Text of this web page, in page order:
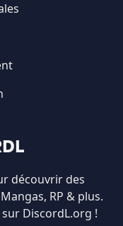
découvrir des
RP & plus.
DiscordL.org !